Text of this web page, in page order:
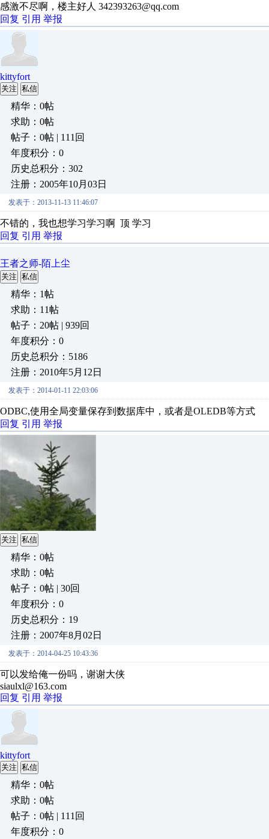
感激不尽啊，楼主好人 342393263@qq.com
回复 引用 举报
kittyfort
关注 私信
精华：0帖
求助：0帖
帖子：0帖 | 111回
年度积分：0
历史总积分：302
注册：2005年10月03日
发表于：2013-11-13 11:46:07
不错的，我也想学习学习啊 顶 学习
回复 引用 举报
王者之师-陌上尘
关注 私信
精华：1帖
求助：11帖
帖子：20帖 | 939回
年度积分：0
历史总积分：5186
注册：2010年5月12日
发表于：2014-01-11 22:03:06
ODBC,使用全局变量保存到数据库中，或者是OLEDB等方式
回复 引用 举报
关注 私信
精华：0帖
求助：0帖
帖子：0帖 | 30回
年度积分：0
历史总积分：19
注册：2007年8月02日
发表于：2014-04-25 10:43:36
可以发给俺一份吗，谢谢大侠
siaulxl@163.com
回复 引用 举报
kittyfort
关注 私信
精华：0帖
求助：0帖
帖子：0帖 | 111回
年度积分：0